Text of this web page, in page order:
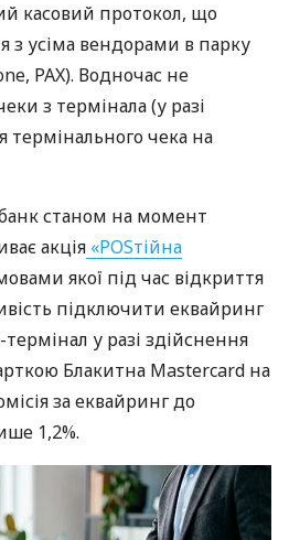
касовий протокол, що
з усіма вендорами в парку
PAX). Водночас не
з термінала (у разі
термінального чека на
станом на момент
акція «POSтійна
якої під час відкриття
підключити еквайринг
у разі здійснення
Блакитна Mastercard на
за еквайринг до
1,2%.